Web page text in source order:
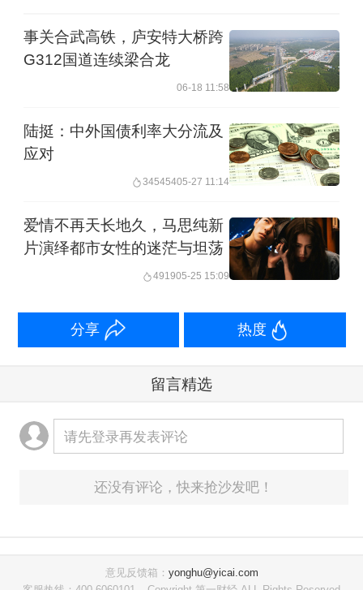
事关合武高铁，庐安特大桥跨
G312国道连续梁合龙
06-18 11:58
陆挺：中外国债利率大分流及
应对
34545405-27 11:14
爱情不再天长地久，马思纯新
片演绎都市女性的迷茫与坦荡
491905-25 15:09
分享 热度
留言精选
请先登录再发表评论
还没有评论，快来抢沙发吧！
意见反馈箱： yonghu@yicai.com